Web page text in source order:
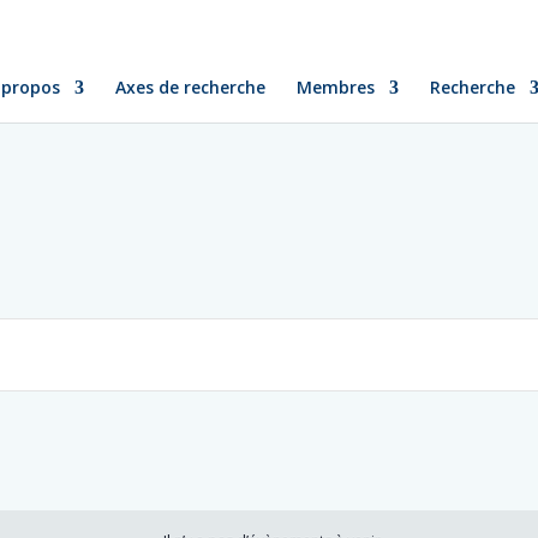
Axes de recherche Membres Recherche